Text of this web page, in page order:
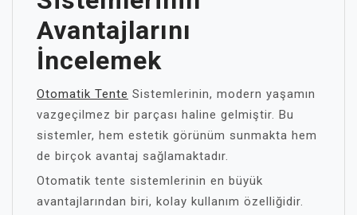
Avantajlarını
İncelemek
Otomatik Tente Sistemlerinin, modern yaşamın
vazgeçilmez bir parçası haline gelmiştir. Bu
sistemler, hem estetik görünüm sunmakta hem
de birçok avantaj sağlamaktadır.
Otomatik tente sistemlerinin en büyük
avantajlarından biri, kolay kullanım özelliğidir.